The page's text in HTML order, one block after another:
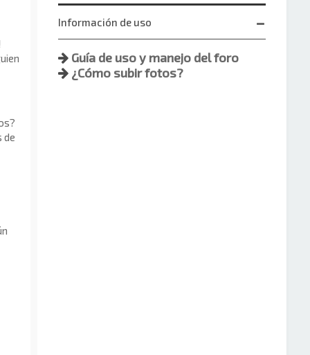
de
Información de uso
Guía de uso y manejo del foro
¿Cómo subir fotos?